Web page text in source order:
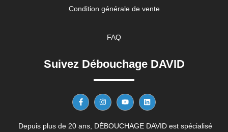
Condition générale de vente
FAQ
Suivez Débouchage DAVID
Depuis plus de 20 ans, DÉBOUCHAGE DAVID est spécialisé